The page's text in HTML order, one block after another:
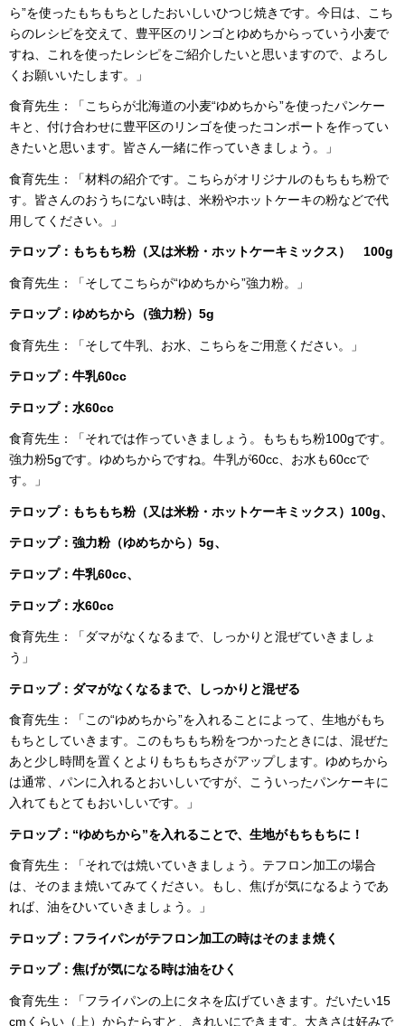
ら”を使ったもちもちとしたおいしいひつじ焼きです。今日は、こち
らのレシピを交えて、豊平区のリンゴとゆめちからっていう小麦で
すね、これを使ったレシピをご紹介したいと思いますので、よろし
くお願いいたします。」
食育先生：「こちらが北海道の小麦“ゆめちから”を使ったパンケー
キと、付け合わせに豊平区のリンゴを使ったコンポートを作ってい
きたいと思います。皆さん一緒に作っていきましょう。」
食育先生：「材料の紹介です。こちらがオリジナルのもちもち粉で
す。皆さんのおうちにない時は、米粉やホットケーキの粉などで代
用してください。」
テロップ： もちもち粉（又は米粉・ホットケーキミックス） 100g
食育先生：「そしてこちらが“ゆめちから”強力粉。」
テロップ： ゆめちから（強力粉）5g
食育先生：「そして牛乳、お水、こちらをご用意ください。」
テロップ： 牛乳60cc
テロップ：水60cc
食育先生：「それでは作っていきましょう。もちもち粉100gです。
強力粉5gです。ゆめちからですね。牛乳が60cc、お水も60ccで
す。」
テロップ： もちもち粉（又は米粉・ホットケーキミックス）100g、
テロップ： 強力粉（ゆめちから）5g、
テロップ： 牛乳60cc、
テロップ： 水60cc
食育先生：「ダマがなくなるまで、しっかりと混ぜていきましょ
う」
テロップ： ダマがなくなるまで、しっかりと混ぜる
食育先生：「この“ゆめちから”を入れることによって、生地がもち
もちとしていきます。このもちもち粉をつかったときには、混ぜた
あと少し時間を置くとよりもちもちさがアップします。ゆめちから
は通常、パンに入れるとおいしいですが、こういったパンケーキに
入れてもとてもおいしいです。」
テロップ： “ゆめちから”を入れることで、生地がもちもちに！
食育先生：「それでは焼いていきましょう。テフロン加工の場合
は、そのまま焼いてみてください。もし、焦げが気になるようであ
れば、油をひいていきましょう。」
テロップ： フライパンがテフロン加工の時はそのまま焼く
テロップ： 焦げが気になる時は油をひく
食育先生：「フライパンの上にタネを広げていきます。だいたい15
cmくらい（上）からたらすと、きれいにできます。大きさは好みで